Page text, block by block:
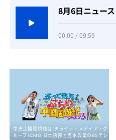
8月6日ニュース
00:00 / 09:59